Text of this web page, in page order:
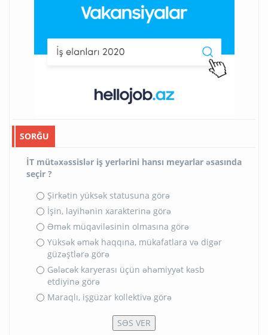
SORĞU
İT mütəxəssislər iş yerlərini hansı meyarlar əsasında
seçir ?
Şirkətin yüksək statusuna görə
İşin, layihənin xarakterinə görə
Əmək müqaviləsinin olmasına görə
Yüksək əmək haqqına, mükafatlara və digər
güzəştlərə görə
Gələcək karyerası üçün əhəmiyyət kəsb
etdiyinə görə
Maraqlı, işgüzar kollektivə görə